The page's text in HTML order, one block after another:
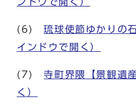
ンドウで開く）
(6)琉球使節ゆかりの
インドウで開く）
(7)寺町界隈【景観遺産
く）